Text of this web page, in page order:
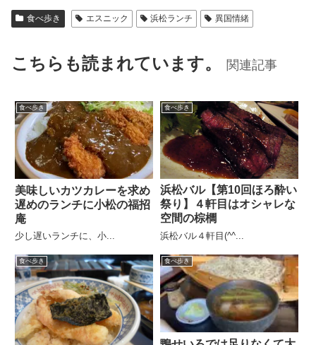
食べ歩き エスニック 浜松ランチ 異国情緒
こちらも読まれています。 関連記事
食べ歩き
美味しいカツカレーを求め
遅めのランチに小松の福招
庵
少し遅いランチに、小...
食べ歩き
浜松バル【第10回ほろ酔い
祭り】４軒目はオシャレな
空間の棕櫚
浜松バル４軒目(^^...
食べ歩き 食べ歩き